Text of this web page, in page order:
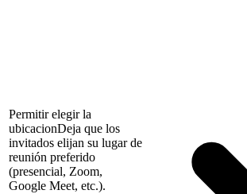
Permitir elegir la
ubicacionDeja que los
invitados elijan su lugar de
reunión preferido
(presencial, Zoom,
Google Meet, etc.).